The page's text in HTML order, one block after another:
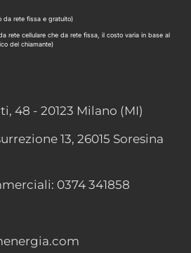
da rete fissa e gratuito)
rete cellulare che da rete fissa, il costo varia in base al
del chiamante)
48 - 20123 Milano (MI)
13, 26015 Soresina
0374 341858